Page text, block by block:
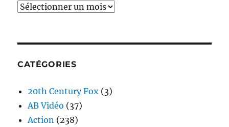
Archives
CATÉGORIES
20th Century Fox (3)
AB Vidéo (37)
Action (238)